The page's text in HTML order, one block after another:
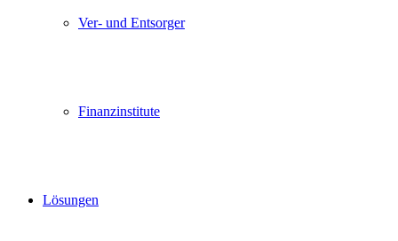
Ver- und Entsorger
Finanzinstitute
Lösungen